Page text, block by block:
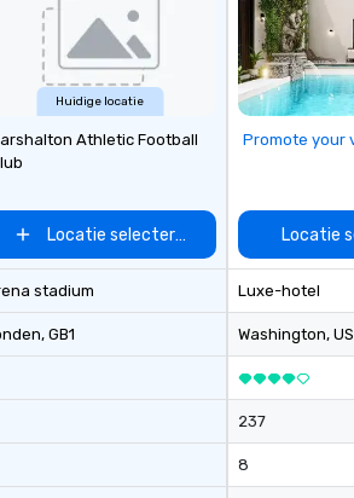
Huidige locatie
Athletic Football
Locatie selecteren
stadium
, GB1
Promote your
Locatie
Luxe-hotel
Washington, US
237
8